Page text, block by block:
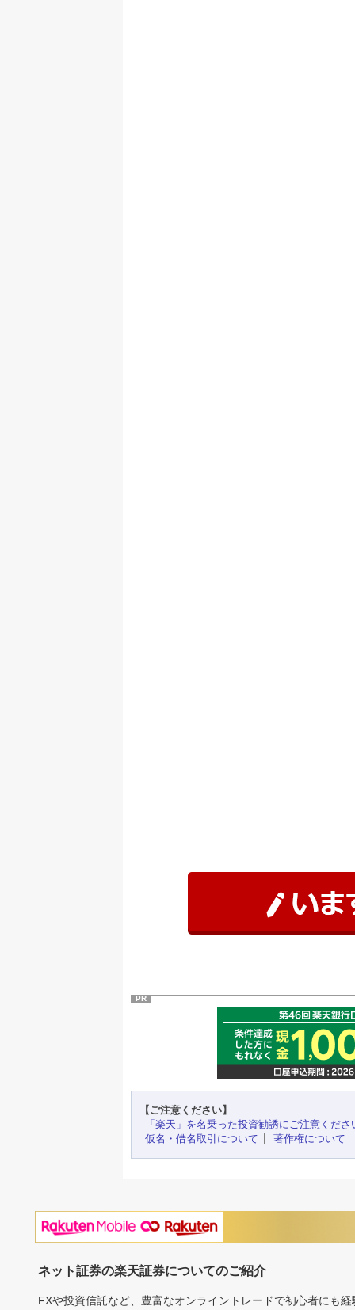
PR
【ご注意ください】
「楽天」を名乗った投資勧誘にご注意くださ
仮名・借名取引について
著作権について
ネット証券の楽天証券についてのご紹介
FXや投資信託など、豊富なオンライントレードで初心者にも